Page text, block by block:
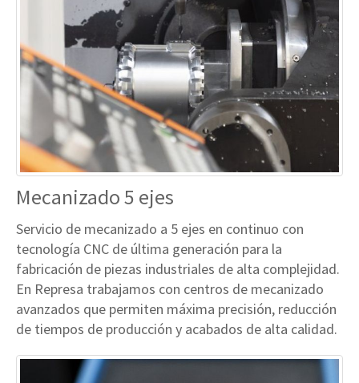
Mecanizado 5 ejes
Servicio de mecanizado a 5 ejes en continuo con
tecnología CNC de última generación para la
fabricación de piezas industriales de alta complejidad.
En Represa trabajamos con centros de mecanizado
avanzados que permiten máxima precisión, reducción
de tiempos de producción y acabados de alta calidad.